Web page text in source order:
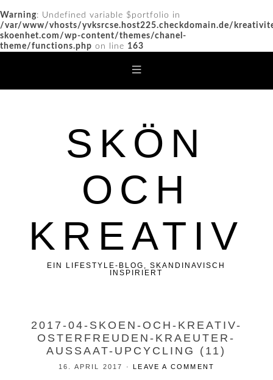
Warning: Undefined variable $portfolio in
/var/www/vhosts/yvksrcse.host225.checkdomain.de/
skoenhet.com/wp-content/themes/chanel-
theme/functions.php on line 163
SKÖN
OCH
KREATIV
EIN LIFESTYLE-BLOG, SKANDINAVISCH
INSPIRIERT
2017-04-SKOEN-OCH-KREATIV-
OSTERFREUDEN-KRAEUTER-
AUSSAAT-UPCYCLING (11)
16. APRIL 2017 ·LEAVE A COMMENT